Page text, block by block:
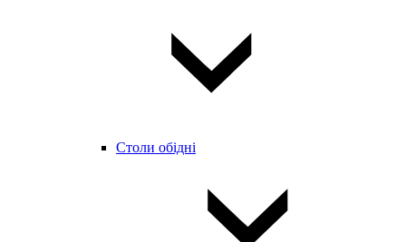
Столи обідні